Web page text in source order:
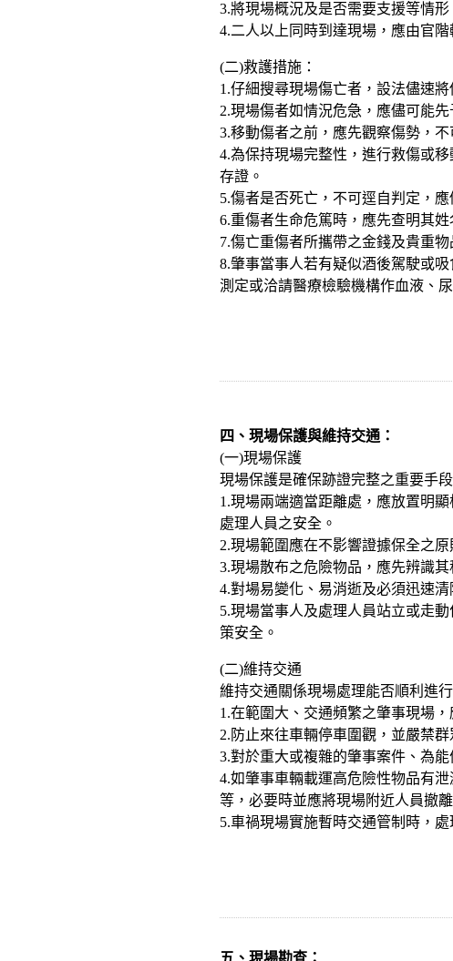
3.將現場概況及是否需要支援等情
4.二人以上同時到達現場，應由官
(二)救護措施：
1.仔細搜尋現場傷亡者，設法儘速將
2.現場傷者如情況危急，應儘可能
3.移動傷者之前，應先觀察傷勢，
4.為保持現場完整性，進行救傷或
存證。
5.傷者是否死亡，不可逕自判定，
6.重傷者生命危篤時，應先查明其
7.傷亡重傷者所攜帶之金錢及貴重
8.肇事當事人若有疑似酒後駕駛或
測定或洽請醫療檢驗機構作血液、尿
四、現場保護與維持交通：
(一)現場保護
現場保護是確保跡證完整之重要手
1.現場兩端適當距離處，應放置明
處理人員之安全。
2.現場範圍應在不影響證據保全之
3.現場散布之危險物品，應先辨識
4.對場易變化、易消逝及必須迅速
5.現場當事人及處理人員站立或走
策安全。
(二)維持交通
維持交通關係現場處理能否順利進
1.在範圍大、交通頻繁之肇事現場
2.防止來往車輛停車圍觀，並嚴禁群
3.對於重大或複雜的肇事案件、為
4.如肇事車輛載運高危險性物品有
等，必要時並應將現場附近人員撤
5.車禍現場實施暫時交通管制時，
五、現場勘查：